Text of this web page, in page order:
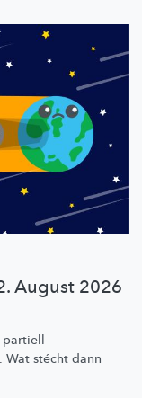
August 2026
partiell
Wat stécht dann